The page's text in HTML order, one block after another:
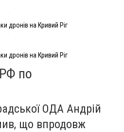
дронів на Кривий Ріг
дронів на Кривий Ріг
по
ОДА Андрій
що впродовж